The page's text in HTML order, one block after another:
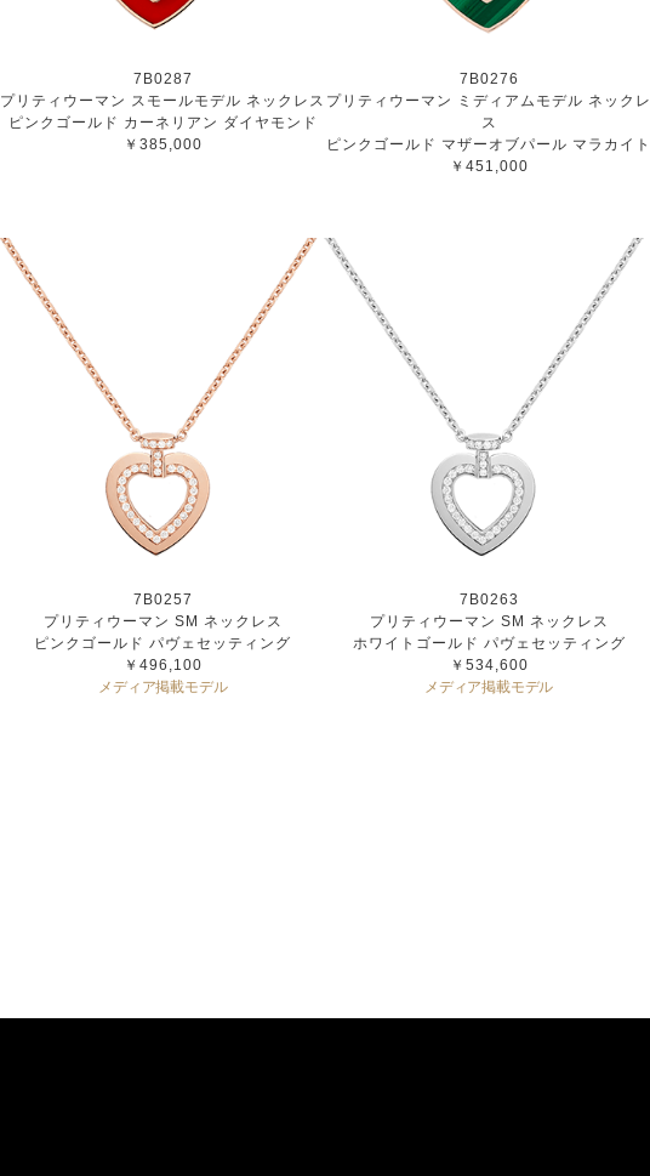
7B0287
プリティウーマン スモールモデル ネックレス
ピンクゴールド カーネリアン ダイヤモンド
￥385,000
7B0276
プリティウーマン ミディアムモデル ネックレ
ス
ピンクゴールド マザーオブパール マラカイト
￥451,000
7B0257
プリティウーマン SM ネックレス
ピンクゴールド パヴェセッティング
￥496,100
メディア掲載モデル
7B0263
プリティウーマン SM ネックレス
ホワイトゴールド パヴェセッティング
￥534,600
メディア掲載モデル